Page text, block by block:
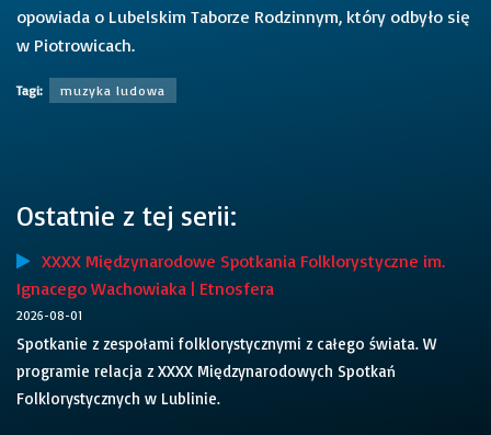
opowiada o Lubelskim Taborze Rodzinnym, który odbyło się
w Piotrowicach.
Tagi: muzyka ludowa
Ostatnie z tej serii:
XXXX Międzynarodowe Spotkania Folklorystyczne im.
Ignacego Wachowiaka | Etnosfera
2026-08-01
Spotkanie z zespołami folklorystycznymi z całego świata. W
programie relacja z XXXX Międzynarodowych Spotkań
Folklorystycznych w Lublinie.